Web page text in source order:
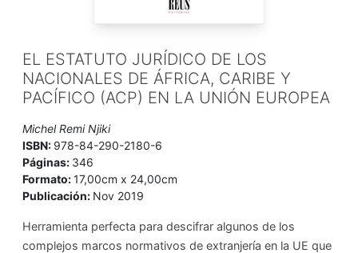
EL ESTATUTO JURÍDICO DE LOS
NACIONALES DE ÁFRICA, CARIBE Y
PACÍFICO (ACP) EN LA UNIÓN EUROPEA
Michel Remi Njiki
ISBN: 978-84-290-2180-6
Páginas: 346
Formato:17,00cm x 24,00cm
Publicación: Nov 2019
Herramienta perfecta para descifrar algunos de los
complejos marcos normativos de extranjería en la UE que